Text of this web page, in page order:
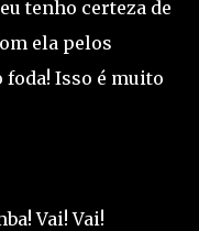
tenho certeza de
ela pelos
Isso é muito
Vai! Vai!